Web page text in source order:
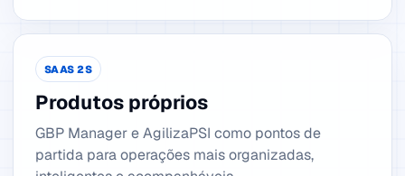
SAAS 2S
Produtos próprios
GBP Manager e AgilizaPSI como pontos de
partida para operações mais organizadas,